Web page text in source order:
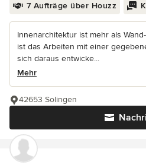
7 Aufträge über Houzz
Innenarchitektur ist mehr als
ist das Arbeiten mit einer
sich daraus entwicke...
Mehr
42653 Solingen